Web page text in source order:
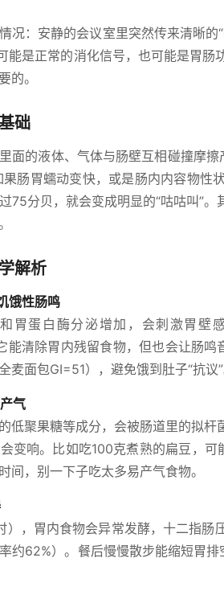
况：安静的会议室里突然传来清晰
能是正常的消化信号，也可能是胃
的。
础
面的液体、气体与肠壁互相碰撞摩
肠胃蠕动变快，或是肠内内容物性
75分贝，就会变成明显的“咕咕叫”
解析
饿性肠鸣
胃蛋白酶分泌增加，会刺激胃壁
能清除胃内残留食物，但也会让肠
面包GI=51），避免饿到肚子“抗议”
气
低聚果糖等成分，会被肠道里的拟
变响。比如吃100克煮熟的扁豆，
间，别一下子吃太多易产气食物。
），胃内食物会异常发酵，十二指肠
约62%）。餐后慢慢散步能缩短胃